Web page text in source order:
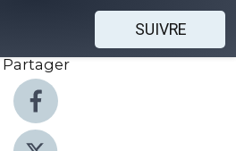
SUIVRE
Partager